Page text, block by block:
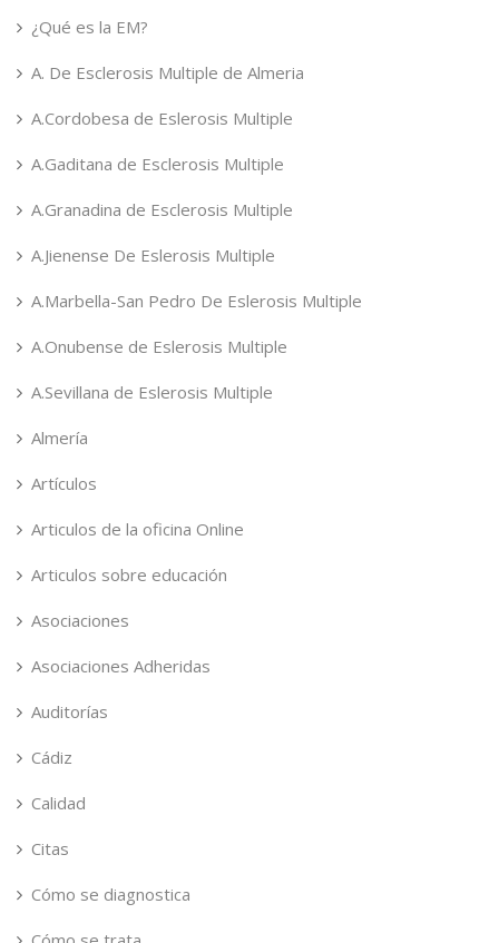
¿Qué es la EM?
A. De Esclerosis Multiple de Almeria
A.Cordobesa de Eslerosis Multiple
A.Gaditana de Esclerosis Multiple
A.Granadina de Esclerosis Multiple
A.Jienense De Eslerosis Multiple
A.Marbella-San Pedro De Eslerosis Multiple
A.Onubense de Eslerosis Multiple
A.Sevillana de Eslerosis Multiple
Almería
Artículos
Articulos de la oficina Online
Articulos sobre educación
Asociaciones
Asociaciones Adheridas
Auditorías
Cádiz
Calidad
Citas
Cómo se diagnostica